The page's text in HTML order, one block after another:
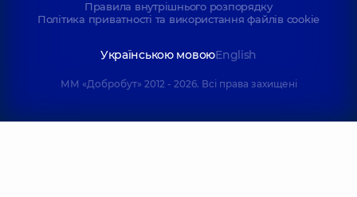
Правила внутрішнього розпорядку
Політика приватності та використання файлів cookie
Українською мовоюEnglish
ММ «Добробут» 2012 - 2026. Всі права захищені